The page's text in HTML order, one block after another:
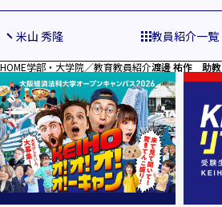
米山 秀隆 教員紹介一覧
HOME学部・大学院／教育教員紹介渡邊 祐作 助教